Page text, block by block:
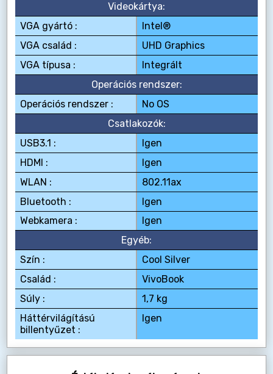
Videokártya:
VGA gyártó :
Intel®
VGA család :
UHD Graphics
VGA típusa :
Integrált
Operációs rendszer:
Operációs rendszer :
No OS
Csatlakozók:
USB3.1 :
Igen
HDMI :
Igen
WLAN :
802.11ax
Bluetooth :
Igen
Webkamera :
Igen
Egyéb:
Szín :
Cool Silver
Család :
VivoBook
Súly :
1,7 kg
Háttérvilágítású
billentyűzet :
Igen